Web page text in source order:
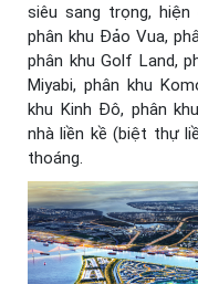
siêu sang trọng,
phân khu Đảo Vua,
phân khu Golf Land,
Miyabi, phân khu
khu Kinh Đô, phân
nhà liền kề (biệt thự
thoáng.